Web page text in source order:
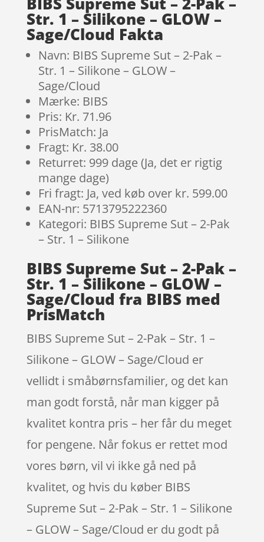
Str. 1 – Silikone – GLOW –
Sage/Cloud Fakta
Navn: BIBS Supreme Sut – 2-Pak –
Str. 1 – Silikone – GLOW –
Sage/Cloud
Mærke: BIBS
Pris: Kr. 71.96
PrisMatch: Ja
Fragt: Kr. 38.00
Returret: 999 dage (Ja, det er rigtig
mange dage)
Fri fragt: Ja, ved køb over kr. 599.00
EAN-nr: 5713795222360
Kategori: BIBS Supreme Sut – 2-Pak
– Str. 1 – Silikone
BIBS Supreme Sut – 2-Pak –
Str. 1 – Silikone – GLOW –
Sage/Cloud fra BIBS med
PrisMatch
BIBS Supreme Sut – 2-Pak – Str. 1 –
Silikone – GLOW – Sage/Cloud er
vellidt i småbørnsfamilier, og det kan
man godt forstå, når man kigger på
kvalitet kontra pris – her får du meget
for pengene. Når fokus er rettet mod
vores børn, vil vi ikke gå ned på
kvalitet, og hvis du køber BIBS
Supreme Sut – 2-Pak – Str. 1 – Silikone
– GLOW – Sage/Cloud er du godt på